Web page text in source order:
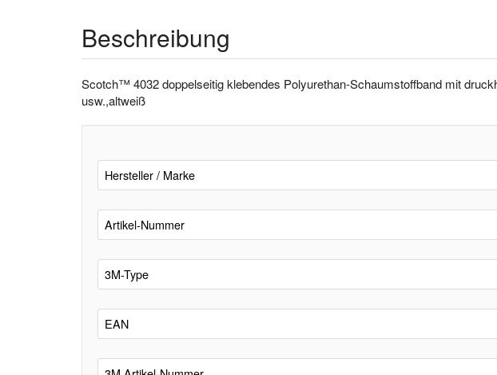
Beschreibung
Scotch™ 4032 doppelseitig klebendes Polyurethan-Schaumstoffband mit
usw.,altweiß
Hersteller / Marke
Artikel-Nummer
3M-Type
EAN